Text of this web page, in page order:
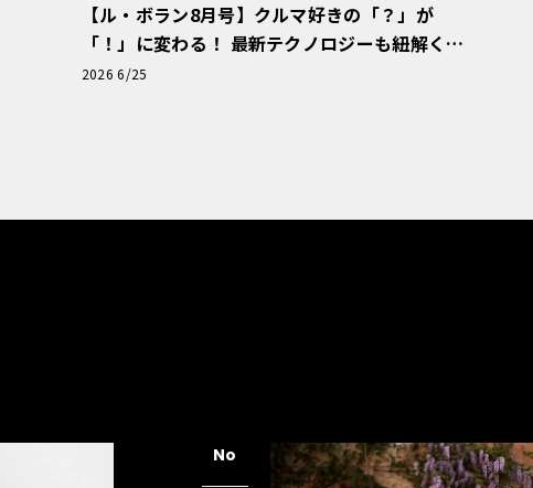
【ル・ボラン8月号】クルマ好きの「？」が
「！」に変わる！ 最新テクノロジーも紐解く
「輸入車Q&A」
2026 6/25
No